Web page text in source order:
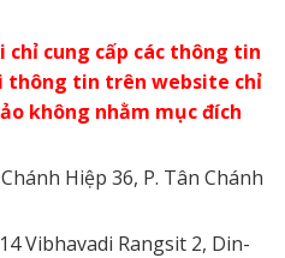
chỉ cung cấp các thông tin
thông tin trên website chỉ
không nhằm mục đích
Hiệp 36, P. Tân Chánh
Vibhavadi Rangsit 2, Din-